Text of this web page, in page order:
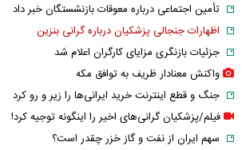
تأمین اجتماعی درباره معوقات بازنشستگان خبر داد
اظهارات جنجالی پزشکیان درباره گرانی بنزین
جزئیات بازنگری مزایای کارگران اعلام شد
واکنش معنادار ظریف به توافق مکه
جنگ و قطع اینترنت خرید ایرانی‌ها را زیر و رو کرد
فیلم/پزشکیان گرانی‌های اخیر را اینگونه توجیه کرد!
سهم ایران از نفت و گاز خزر چقدر است؟